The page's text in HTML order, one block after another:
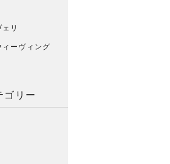
リ
ーヴィング
ゴリー